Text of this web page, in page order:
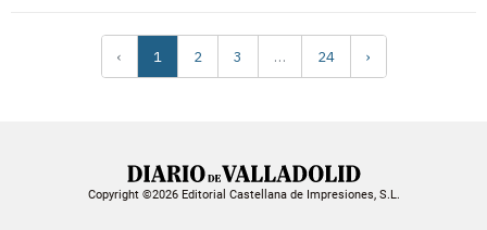
‹ 1 2 3 … 24 ›
Copyright ©2026 Editorial Castellana de Impresiones, S.L.